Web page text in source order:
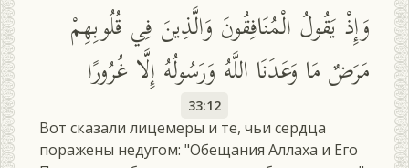
وَإِذْ يَقُولُ الْمُنَافِقُونَ وَالَّذِينَ فِي قُلُوبِهِمْ
مَرَضٌ مَا وَعَدَنَا اللَّهُ وَرَسُولُهُ إِلَّا غُرُورًا
33:12
Вот сказали лицемеры и те, чьи сердца
поражены недугом: "Обещания Аллаха и Его